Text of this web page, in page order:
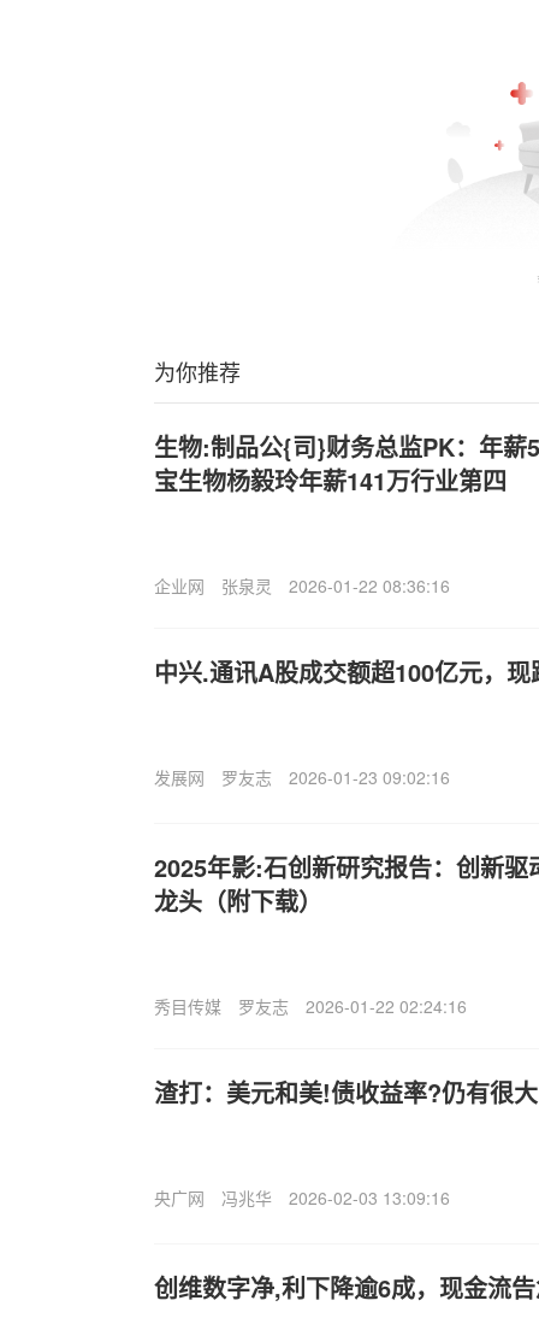
为你推荐
生物:制品公{司}财务总监PK：年薪
宝生物杨毅玲年薪141万行业第四
企业网 张泉灵 2026-01-22 08:36:16
中兴.通讯A股成交额超100亿元，
发展网 罗友志 2026-01-23 09:02:16
2025年影:石创新研究报告：创新
龙头（附下载）
秀目传媒 罗友志 2026-01-22 02:24:16
渣打：美元和美!债收益率?仍有很
央广网 冯兆华 2026-02-03 13:09:16
创维数字净,利下降逾6成，现金流